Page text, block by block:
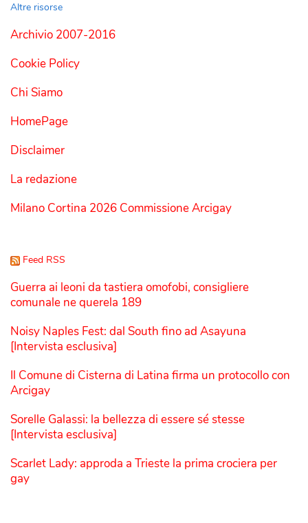
Altre risorse
Archivio 2007-2016
Cookie Policy
Chi Siamo
HomePage
Disclaimer
La redazione
Milano Cortina 2026 Commissione Arcigay
Feed RSS
Guerra ai leoni da tastiera omofobi, consigliere
comunale ne querela 189
Noisy Naples Fest: dal South fino ad Asayuna
[Intervista esclusiva]
Il Comune di Cisterna di Latina firma un protocollo con
Arcigay
Sorelle Galassi: la bellezza di essere sé stesse
[Intervista esclusiva]
Scarlet Lady: approda a Trieste la prima crociera per
gay